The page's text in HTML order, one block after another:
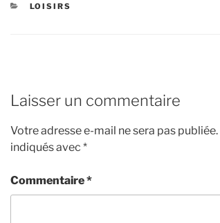
CATÉGORIES
LOISIRS
Laisser un commentaire
Votre adresse e-mail ne sera pas publiée.
indiqués avec *
Commentaire*